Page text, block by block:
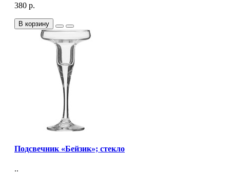
380 р.
В корзину
Подсвечник «Бейзик»; стекло
..